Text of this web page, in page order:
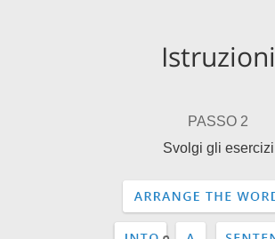
Istruzioni
PASSO 2
Svolgi gli esercizi